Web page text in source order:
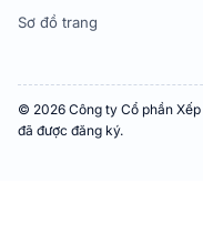
Sơ đồ trang
© 2026 Công ty Cổ phần
đã được đăng ký.